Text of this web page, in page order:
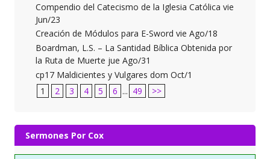
Compendio del Catecismo de la Iglesia Católica vie
Jun/23
Creación de Módulos para E-Sword vie Ago/18
Boardman, L.S. – La Santidad Bíblica Obtenida por
la Ruta de Muerte jue Ago/31
cp17 Maldicientes y Vulgares dom Oct/1
1
2 3 4 5 6 ... 49 >>
Sermones Por Cox